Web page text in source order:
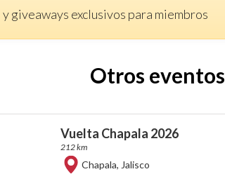
giveaways exclusivos para miembros
Otros eventos
Vuelta Chapala 2026
212 km
Chapala, Jalisco